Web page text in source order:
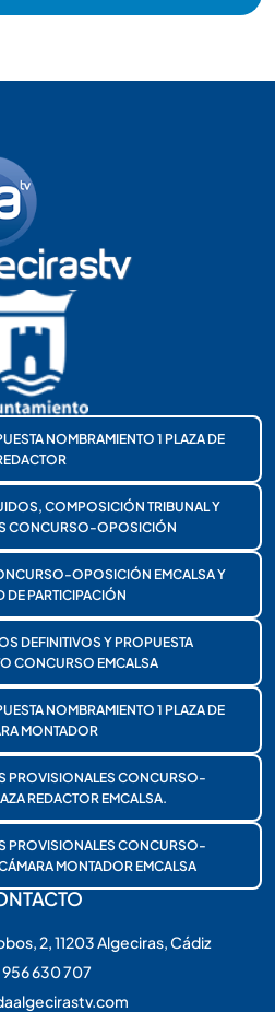
NOMBRAMIENTO 1 PLAZA DE
COMPOSICIÓN TRIBUNAL Y
CONCURSO-OPOSICIÓN
OPOSICIÓN EMCALSA Y
DE PARTICIPACIÓN
DEFINITIVOS Y PROPUESTA
CONCURSO EMCALSA
NOMBRAMIENTO 1 PLAZA DE
MONTADOR
PROVISIONALES CONCURSO-
REDACTOR EMCALSA.
PROVISIONALES CONCURSO-
MONTADOR EMCALSA
2, 11203 Algeciras, Cádiz
630 707